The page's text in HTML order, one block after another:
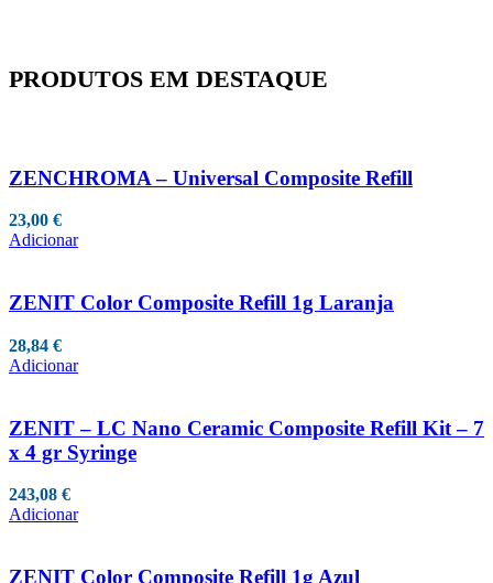
PRODUTOS EM DESTAQUE
ZENCHROMA – Universal Composite Refill
23,00 €
Adicionar
ZENIT Color Composite Refill 1g Laranja
28,84 €
Adicionar
ZENIT – LC Nano Ceramic Composite Refill Kit – 7
x 4 gr Syringe
243,08 €
Adicionar
ZENIT Color Composite Refill 1g Azul